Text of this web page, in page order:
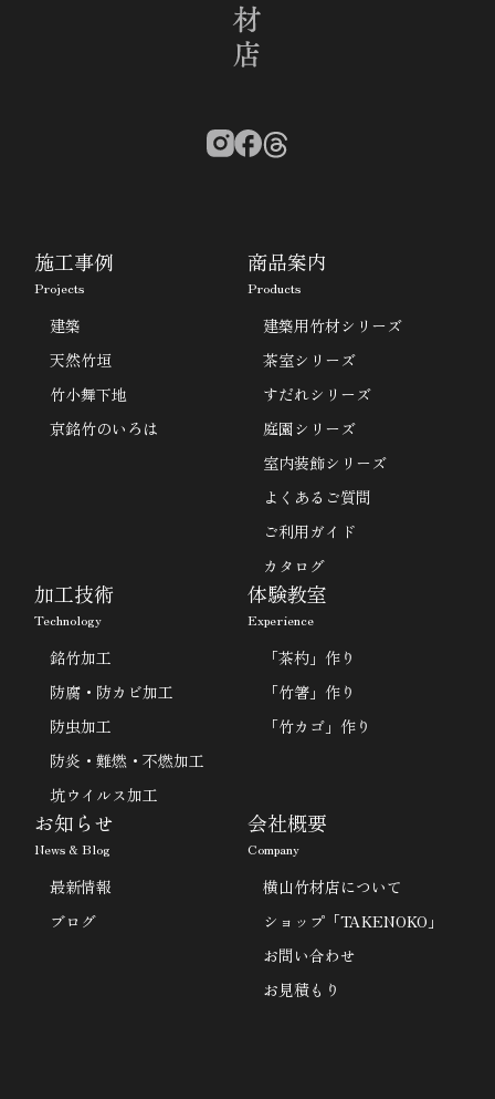
施工事例
Projects
建築
天然竹垣
竹小舞下地
京銘竹のいろは
商品案内
Products
建築用竹材シリーズ
茶室シリーズ
すだれシリーズ
庭園シリーズ
室内装飾シリーズ
よくあるご質問
ご利用ガイド
カタログ
加工技術
Technology
銘竹加工
防腐・防カビ加工
防虫加工
防炎・難燃・不燃加工
坑ウイルス加工
体験教室
Experience
「茶杓」作り
「竹箸」作り
「竹カゴ」作り
お知らせ
News & Blog
最新情報
ブログ
会社概要
Company
横山竹材店について
ショップ「TAKENOKO」
お問い合わせ
お見積もり